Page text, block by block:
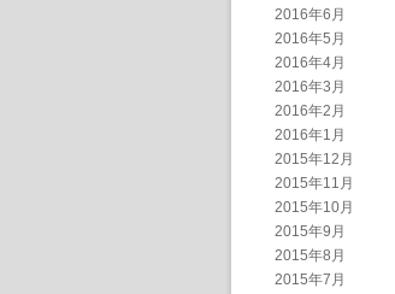
2016年6月
2016年5月
2016年4月
2016年3月
2016年2月
2016年1月
2015年12月
2015年11月
2015年10月
2015年9月
2015年8月
2015年7月